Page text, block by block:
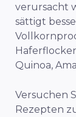
verursacht
sättigt
Quinoa,
Versuchen
Rezepten